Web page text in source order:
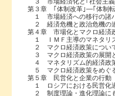
第３章 ｢体制改革｣―｢体制転
１ 市場経済への移行の諸
２ 経済危機と政治危機の
第４章 市場化とマクロ経済
１ ＩＭＦ主導のマネタリ
２ マクロ経済政策につい
３ マクロ経済政策の展開
４ マネタリズム的経済政
５ マクロ経済政策をめぐ
第５章 民営化と企業の行動
１ ロシアにおける民営化
２ 制度理論・進化理論に